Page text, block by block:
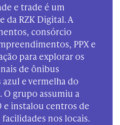
e trade é um
da RZK Digital. A
consórcio
PPX e
para explorar os
de ônibus
e vermelha do
O grupo assumiu a
e instalou centros de
nos locais.